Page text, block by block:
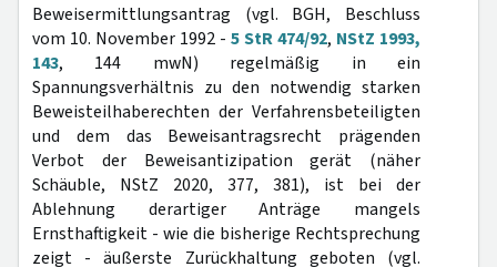
Beweisermittlungsantrag (vgl. BGH, Beschluss
vom 10. November 1992 - 5 StR 474/92, NStZ 1993,
143, 144 mwN) regelmäßig in ein
Spannungsverhältnis zu den notwendig starken
Beweisteilhaberechten der Verfahrensbeteiligten
und dem das Beweisantragsrecht prägenden
Verbot der Beweisantizipation gerät (näher
Schäuble, NStZ 2020, 377, 381), ist bei der
Ablehnung derartiger Anträge mangels
Ernsthaftigkeit - wie die bisherige Rechtsprechung
zeigt - äußerste Zurückhaltung geboten (vgl.